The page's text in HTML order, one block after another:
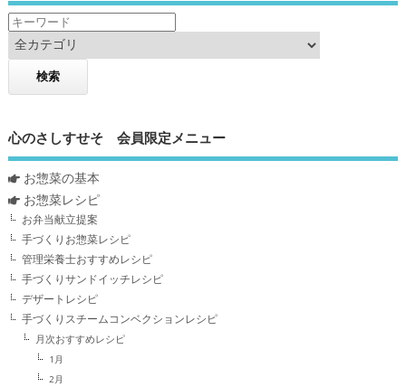
心のさしすせそ 会員限定メニュー
お惣菜の基本
お惣菜レシピ
お弁当献立提案
手づくりお惣菜レシピ
管理栄養士おすすめレシピ
手づくりサンドイッチレシピ
デザートレシピ
手づくりスチームコンベクションレシピ
月次おすすめレシピ
1月
2月